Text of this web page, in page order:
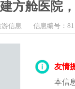
方舱医院
游信息 信息编号：81
友情
本信